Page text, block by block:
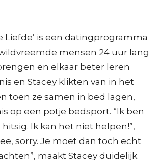
Liefde’ is een datingprogramma
mensen 24 uur lang
en elkaar beter leren
en Stacey klikten van in het
toen ze samen in bed lagen,
op een potje bedsport. “Ik ben
Ik kan het niet helpen!”,
sorry. Je moet dan toch echt
maakt Stacey duidelijk.